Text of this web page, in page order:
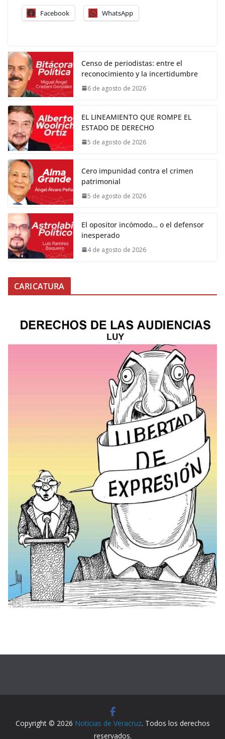
Facebook WhatsApp
Censo de periodistas: entre el
reconocimiento y la incertidumbre
6 de agosto de 2026
EL LINEAMIENTO QUE ROMPE EL
ESTADO DE DERECHO
5 de agosto de 2026
Cero impunidad contra el crimen
patrimonial
5 de agosto de 2026
El opositor incómodo… o el defensor
inesperado
4 de agosto de 2026
CARICATURA
Copyright © 2026 Noticias de Veracruz. Todos los derechos
reservados.